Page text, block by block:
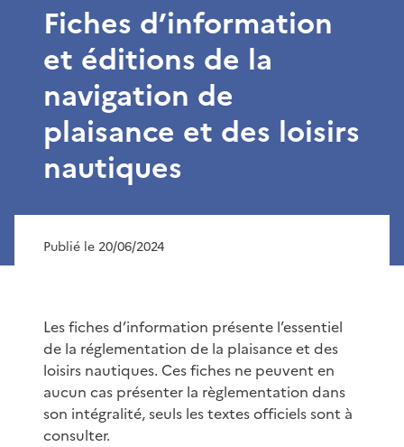
Fiches d’information
et éditions de la
navigation de
plaisance et des loisirs
nautiques
Publié le 20/06/2024
Les fiches d’information présente l’essentiel
de la réglementation de la plaisance et des
loisirs nautiques. Ces fiches ne peuvent en
aucun cas présenter la règlementation dans
son intégralité, seuls les textes officiels sont à
consulter.